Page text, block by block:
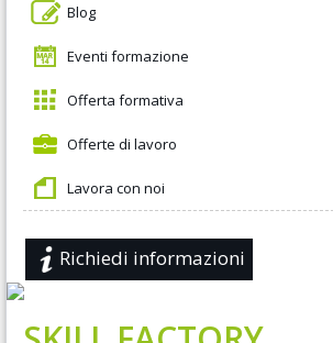
Blog
Eventi formazione
Offerta formativa
Offerte di lavoro
Lavora con noi
Richiedi informazioni